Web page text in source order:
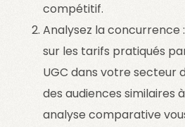
compétitif.
Analysez la concurrence
sur les tarifs pratiqués
UGC dans votre secteur
des audiences similaires
analyse comparative